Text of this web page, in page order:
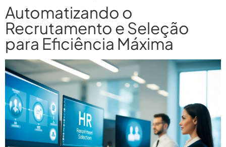
Automatizando o
Recrutamento e Seleção
para Eficiência Máxima